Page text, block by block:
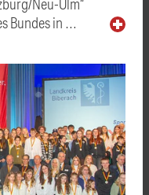
Neu-Ulm“
Bundes in …